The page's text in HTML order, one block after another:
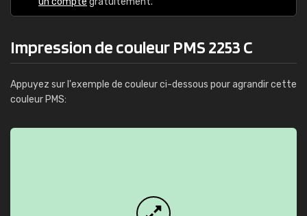
Impression de couleur PMS 2253 C
Appuyez sur l'exemple de couleur ci-dessous pour agrandir cette
couleur PMS: